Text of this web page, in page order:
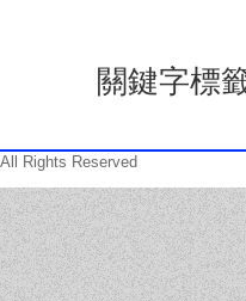
關鍵字標
Rights Reserved